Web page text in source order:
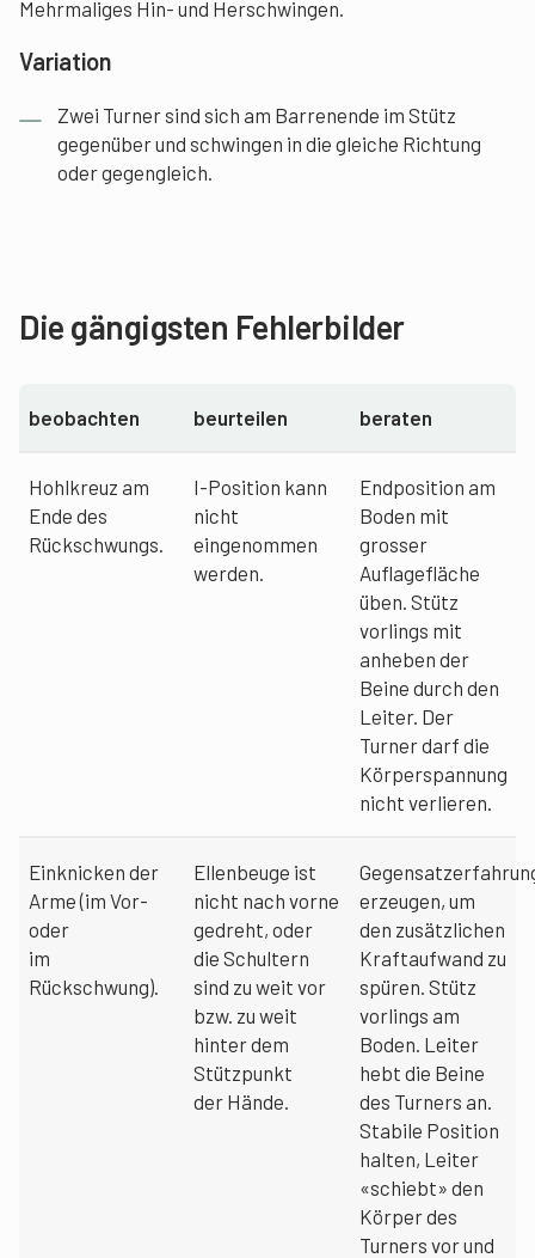
Mehrmaliges Hin- und Herschwingen.
Variation
Zwei Turner sind sich am Barrenende im Stütz
gegenüber und schwingen in die gleiche Richtung
oder gegengleich.
Die gängigsten Fehlerbilder
beobachten beurteilen beraten
Hohlkreuz am
Ende des
Rückschwungs.
I-Position kann
nicht
eingenommen
werden.
Endposition am
Boden mit
grosser
Auflagefläche
üben. Stütz
vorlings mit
anheben der
Beine durch den
Leiter. Der
Turner darf die
Körperspannung
nicht verlieren.
Einknicken der
Arme (im Vor-
oder
im
Rückschwung).
Ellenbeuge ist
nicht nach vorne
gedreht, oder
die Schultern
sind zu weit vor
bzw. zu weit
hinter dem
Stützpunkt
der Hände.
erzeugen, um
den zusätzlichen
Kraftaufwand zu
spüren. Stütz
vorlings am
Boden. Leiter
hebt die Beine
des Turners an.
Stabile Position
halten, Leiter
«schiebt» den
Körper des
Turners vor und